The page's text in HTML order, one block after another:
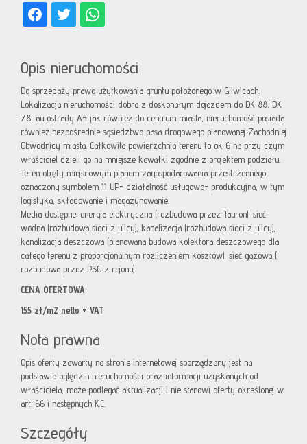
Opis nieruchomości
Do sprzedaży prawo użytkowania gruntu położonego w Gliwicach.
Lokalizacja nieruchomości dobra z doskonałym dojazdem do DK 88, DK
78, autostrady A4 jak również do centrum miasta, nieruchomość posiada
również bezpośrednie sąsiedztwo pasa drogowego planowanej Zachodniej
Obwodnicy miasta. Całkowita powierzchnia terenu to ok 6 ha przy czym
właściciel dzieli go na mniejsze kawałki zgodnie z projektem podziału.
Teren objęty miejscowym planem zagospodarowania przestrzennego
oznaczony symbolem 11 UP- działalność usługowo- produkcyjna, w tym
logistyka, składowanie i magazynowanie.
Media dostępne: energia elektryczna (rozbudowa przez Tauron), sieć
wodna (rozbudowa sieci z ulicy), kanalizacja (rozbudowa sieci z ulicy),
kanalizacja deszczowa (planowana budowa kolektora deszczowego dla
całego terenu z proporcjonalnym rozliczeniem kosztów), sieć gazowa (
rozbudowa przez PSG z rejonu)
CENA OFERTOWA
155 zł/m2 netto + VAT
Nota prawna
Opis oferty zawarty na stronie internetowej sporządzany jest na
podstawie oględzin nieruchomości oraz informacji uzyskanych od
właściciela, może podlegać aktualizacji i nie stanowi oferty określonej w
art. 66 i następnych K.C.
Szczegóły